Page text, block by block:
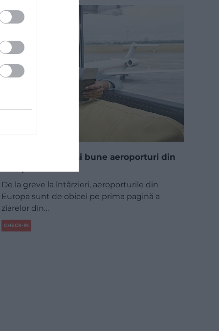
Care sunt cele mai bune aeroporturi din
De la greve la întârzieri, aeroporturile din
Europa sunt de obicei pe prima pagină a
ziarelor din…
CHECK-IN